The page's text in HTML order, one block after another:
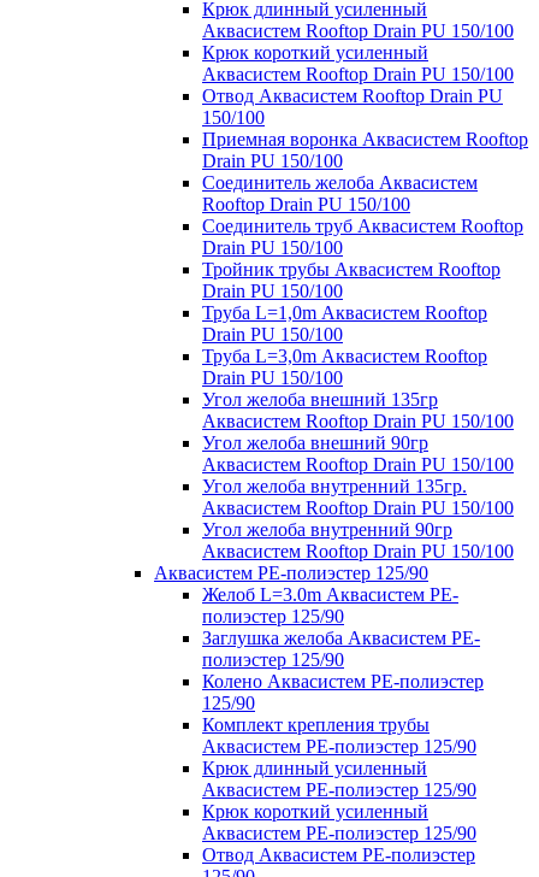
Крюк длинный усиленный
Аквасистем Rooftop Drain PU 150/100
Крюк короткий усиленный
Аквасистем Rooftop Drain PU 150/100
Отвод Аквасистем Rooftop Drain PU
150/100
Приемная воронка Аквасистем Rooftop
Drain PU 150/100
Соединитель желоба Аквасистем
Rooftop Drain PU 150/100
Соединитель труб Аквасистем Rooftop
Drain PU 150/100
Тройник трубы Аквасистем Rooftop
Drain PU 150/100
Труба L=1,0m Аквасистем Rooftop
Drain PU 150/100
Труба L=3,0m Аквасистем Rooftop
Drain PU 150/100
Угол желоба внешний 135гр
Аквасистем Rooftop Drain PU 150/100
Угол желоба внешний 90гр
Аквасистем Rooftop Drain PU 150/100
Угол желоба внутренний 135гр.
Аквасистем Rooftop Drain PU 150/100
Угол желоба внутренний 90гр
Аквасистем Rooftop Drain PU 150/100
Аквасистем PE-полиэстер 125/90
Желоб L=3.0m Аквасистем PE-
полиэстер 125/90
Заглушка желоба Аквасистем PE-
полиэстер 125/90
Колено Аквасистем PE-полиэстер
125/90
Комплект крепления трубы
Аквасистем PE-полиэстер 125/90
Крюк длинный усиленный
Аквасистем PE-полиэстер 125/90
Крюк короткий усиленный
Аквасистем PE-полиэстер 125/90
Отвод Аквасистем РЕ-полиэстер